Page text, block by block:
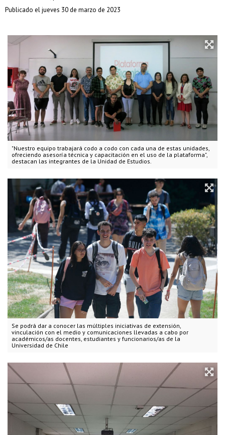
"Nuestro equipo trabajará codo a codo con cada una de estas unidades,
ofreciendo asesoría técnica y capacitación en el uso de la plataforma",
destacan las integrantes de la Unidad de Estudios.
Se podrá dar a conocer las múltiples iniciativas de extensión,
vinculación con el medio y comunicaciones llevadas a cabo por
académicos/as docentes, estudiantes y funcionarios/as de la
Universidad de Chile
Publicado el jueves 30 de marzo de 2023